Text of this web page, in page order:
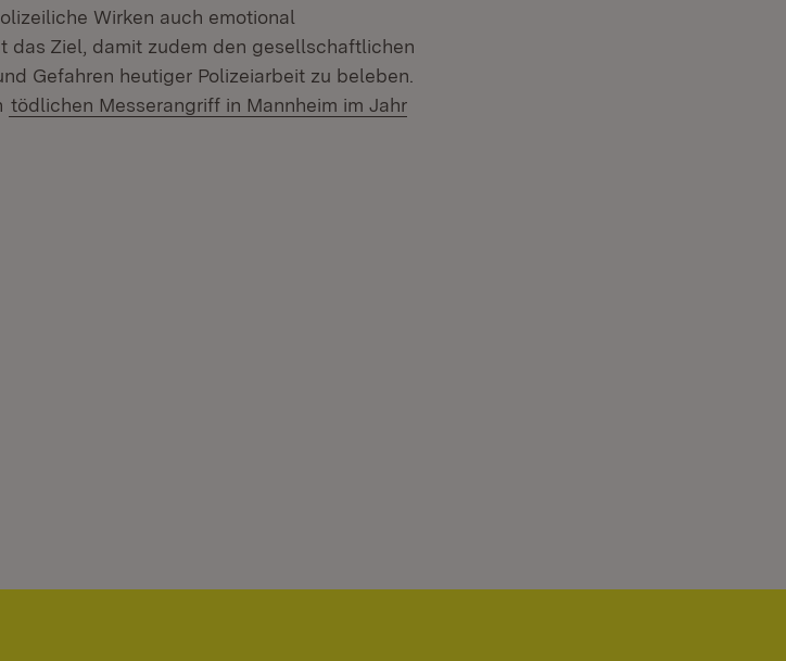
Wirken auch emotional
das Ziel, damit zudem den gesellschaftlichen
Gefahren heutiger Polizeiarbeit zu beleben.
tödlichen Messerangriff in Mannheim im Jahr